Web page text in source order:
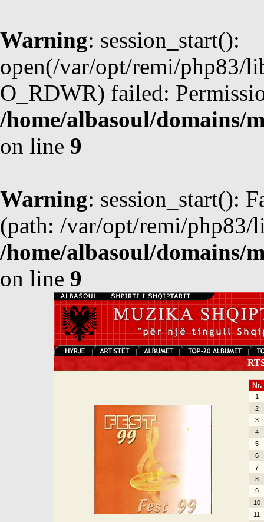
Warning: session_start():
open(/var/opt/remi/php83/
O_RDWR) failed:
/home/albasoul/domains/
on line 9
Warning: session_start():
(path: /var/opt/remi/php83/
/home/albasoul/domains/
on line 9
Nr.
1
2
3
4
5
6
7
8
9
10
11